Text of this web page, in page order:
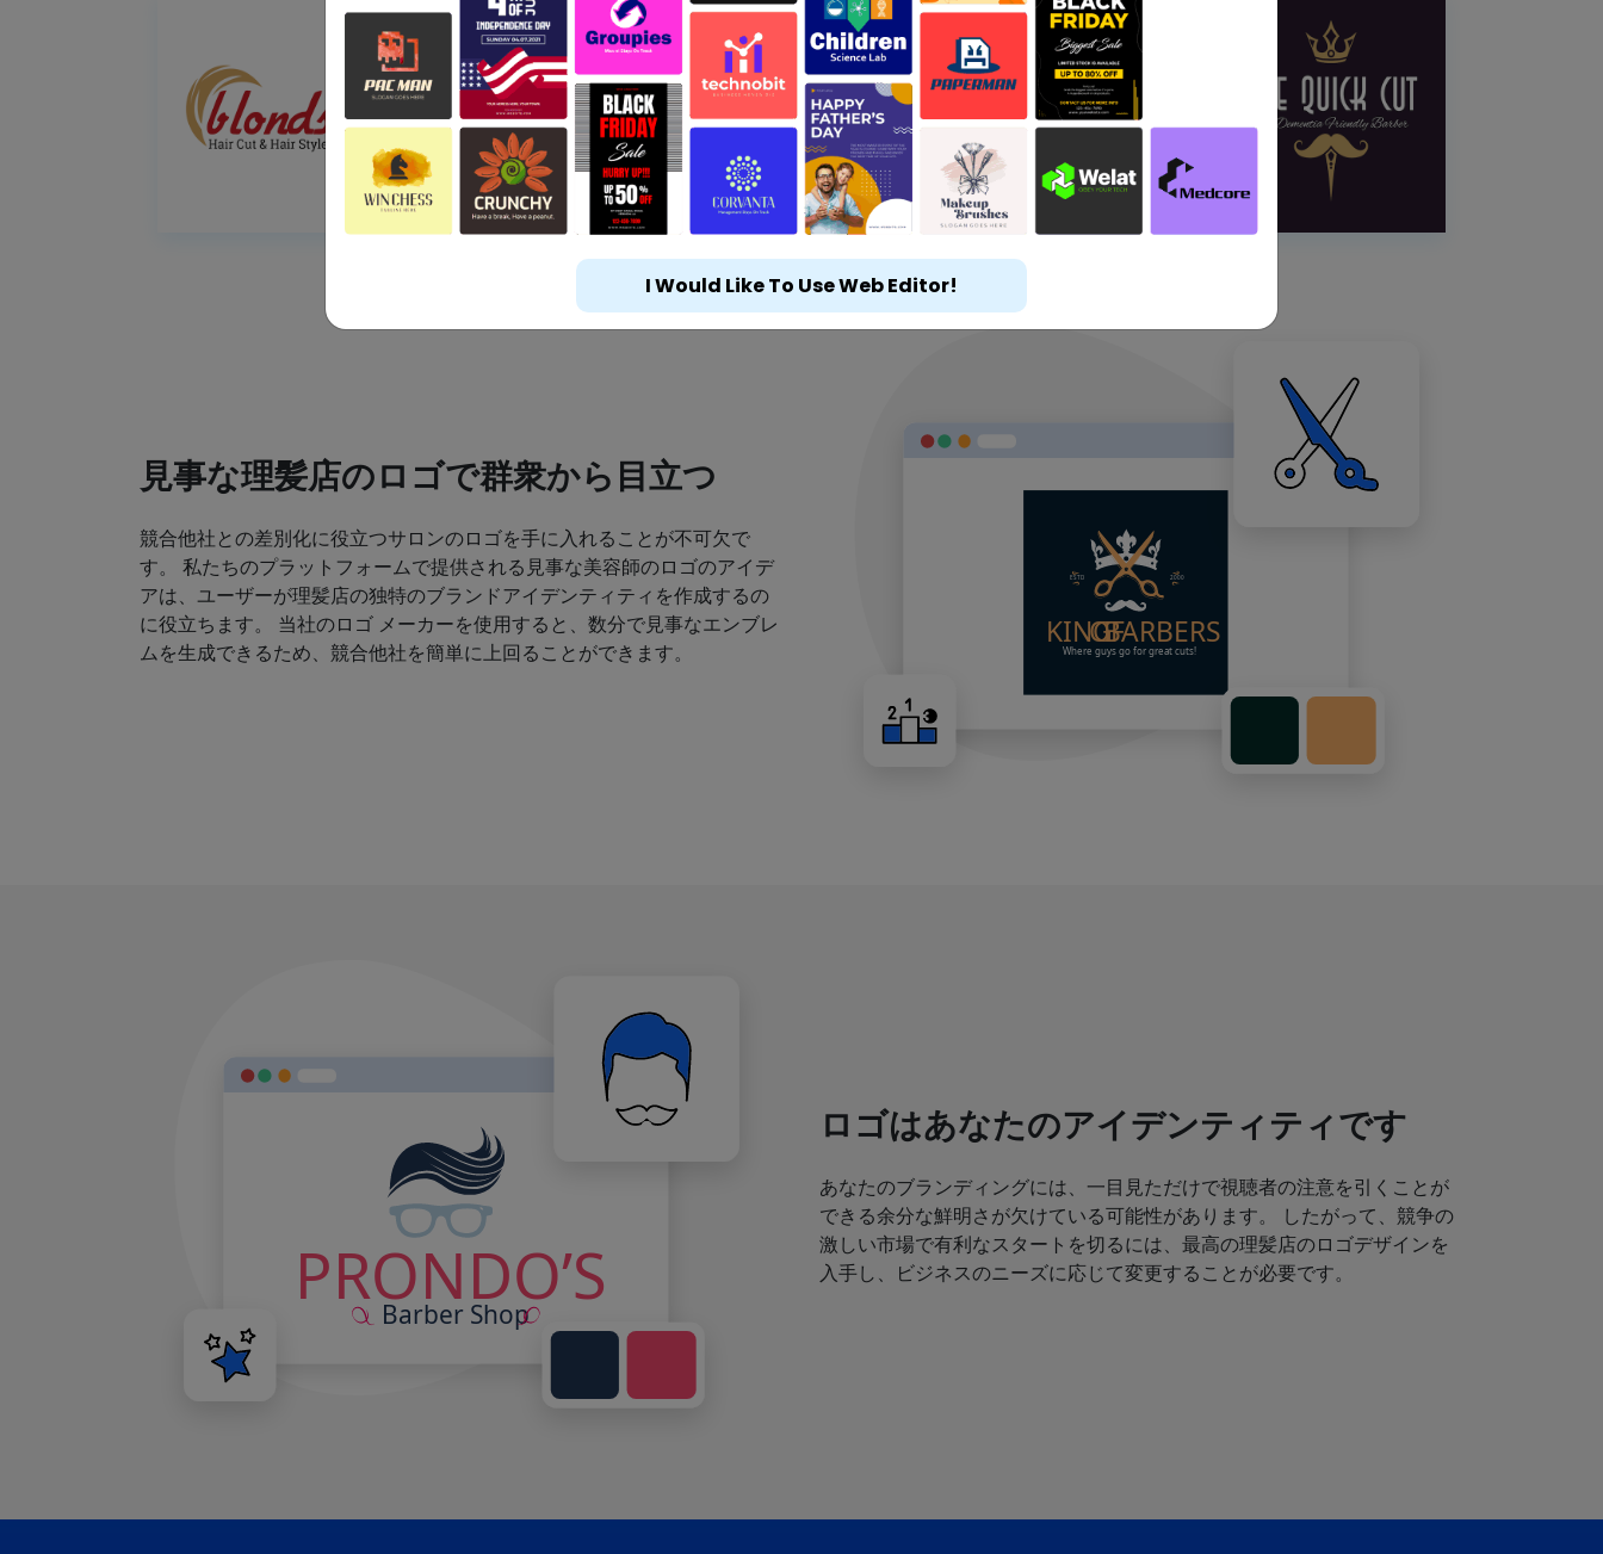
見事な理髪店のロゴで群衆から目立つ
競合他社との差別化に役立つサロンのロゴを手に入れることが不可欠で
す。 私たちのプラットフォームで提供される見事な美容師のロゴのアイデ
アは、ユーザーが理髪店の独特のブランドアイデンティティを作成するの
に役立ちます。 当社のロゴ メーカーを使用すると、数分で見事なエンブレ
ムを生成できるため、競合他社を簡単に上回ることができます。
ロゴはあなたのアイデンティティです
あなたのブランディングには、一目見ただけで視聴者の注意を引くことが
できる余分な鮮明さが欠けている可能性があります。 したがって、競争の
激しい市場で有利なスタートを切るには、最高の理髪店のロゴデザインを
入手し、ビジネスのニーズに応じて変更することが必要です。
I Would Like To Use Web Editor!